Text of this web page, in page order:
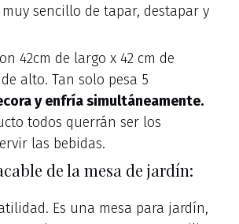
sencillo de tapar, destapar y
42cm de largo x 42 cm de
alto. Tan solo pesa 5
y enfría simultáneamente.
todos querrán ser los
las bebidas.
de la mesa de jardín:
Es una mesa para jardín,